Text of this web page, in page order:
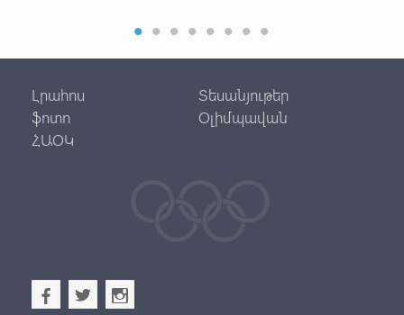
Լրահոս
Տեսանյութեր
ֆոտո
Օլիմպավան
ՀԱՕԿ
b a x